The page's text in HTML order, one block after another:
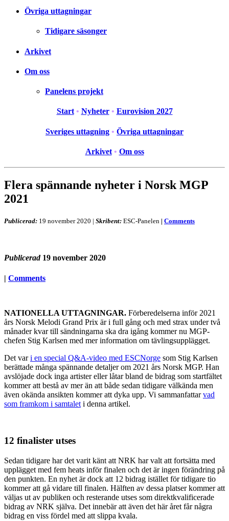
Övriga uttagningar
Tidigare säsonger
Arkivet
Om oss
Panelens projekt
Start • Nyheter • Eurovision 2027
Sveriges uttagning • Övriga uttagningar
Arkivet • Om oss
Flera spännande nyheter i Norsk MGP
2021
Publicerad: 19 november 2020 | Skribent: ESC-Panelen | Comments
Publicerad 19 november 2020
| Comments
NATIONELLA UTTAGNINGAR. Förberedelserna inför 2021
års Norsk Melodi Grand Prix är i full gång och med strax under två
månader kvar till sändningarna ska dra igång kommer nu MGP-
chefen Stig Karlsen med mer information om tävlingsupplägget.
Det vari en special Q&A-video med ESCNorge som Stig Karlsen
berättade många spännande detaljer om 2021 års Norsk MGP. Han
avslöjade dock inga artister eller låtar bland de bidrag som startfältet
kommer att bestå av mer än att både sedan tidigare välkända men
även okända ansikten kommer att dyka upp. Vi sammanfattarvad
som framkom i samtalet i denna artikel.
12 finalister utses
Sedan tidigare har det varit känt att NRK har valt att fortsätta med
upplägget med fem heats inför finalen och det är ingen förändring på
den punkten. En nyhet är dock att 12 bidrag istället för tidigare tio
kommer att gå vidare till finalen. Hälften av dessa platser kommer att
väljas ut av publiken och resterande utses som direktkvalificerade
bidrag av NRK själva. Det innebär att även det här året får några
bidrag en viss fördel med att slippa kvala.